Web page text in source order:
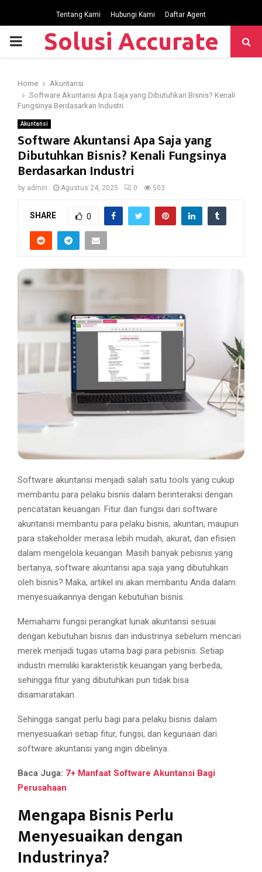
Tentang Kami Hubungi Kami Daftar Agent
P
M
A
Solusi Accurate
Home
Akuntansi
Software Akuntansi Apa Saja yang Dibutuhkan Bisnis? Kenali
Fungsinya Berdasarkan Industri
Akuntansi
Software Akuntansi Apa Saja yang
Dibutuhkan Bisnis? Kenali Fungsinya
Berdasarkan Industri
by admin Agustus 24, 2025 0 503
SHARE 0
Software akuntansi menjadi salah satu tools yang cukup
membantu para pelaku bisnis dalam berinteraksi dengan
pencatatan keuangan. Fitur dan fungsi dari software
akuntansi membantu para pelaku bisnis, akuntan, maupun
para stakeholder merasa lebih mudah, akurat, dan efisien
dalam mengelola keuangan. Masih banyak pebisnis yang
bertanya, software akuntansi apa saja yang dibutuhkan
oleh bisnis? Maka, artikel ini akan membantu Anda dalam
menyesuaikannya dengan kebutuhan bisnis.
Memahami fungsi perangkat lunak akuntansi sesuai
dengan kebutuhan bisnis dan industrinya sebelum mencari
merek menjadi tugas utama bagi para pebisnis. Setiap
industri memiliki karakteristik keuangan yang berbeda,
sehingga fitur yang dibutuhkan pun tidak bisa
disamaratakan.
Sehingga sangat perlu bagi para pelaku bisnis dalam
menyesuaikan setiap fitur, fungsi, dan kegunaan dari
software akuntansi yang ingin dibelinya.
Baca Juga: 7+ Manfaat Software Akuntansi Bagi
Perusahaan
Mengapa Bisnis Perlu
Menyesuaikan dengan
Industrinya?